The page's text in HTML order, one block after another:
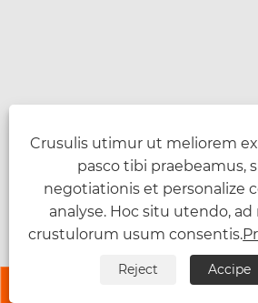
Crusulis utimur ut meliorem
pasco tibi praebeamus,
negotiationis et personalize
analyse. Hoc situ utendo,
crustulorum usum consentis.
Reject Accipe